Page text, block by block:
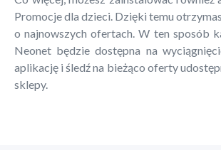
Promocje dla dzieci. Dzięki temu
o najnowszych ofertach. W ten sposób
Neonet będzie dostępna na
aplikację i śledź na bieżąco oferty
sklepy.